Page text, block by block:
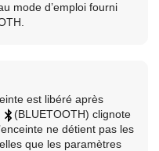
mode d’emploi fourni
est libéré après
(BLUETOOTH) clignote
ne détient pas les
que les paramètres